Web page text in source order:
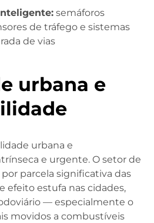
semáforos
de tráfego e sistemas
de vias
urbana e
urbana e
e urgente. O setor de
parcela significativa das
efeito estufa nas cidades,
— especialmente o
movidos a combustíveis